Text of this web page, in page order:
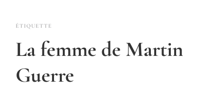
ÉTIQUETTE
La femme de Martin
Guerre